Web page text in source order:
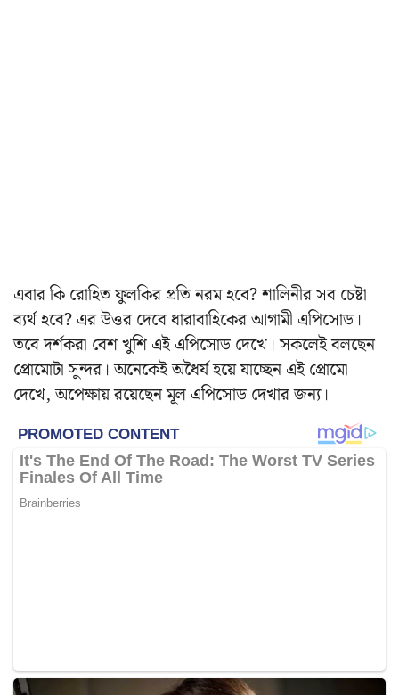
এবার কি রোহিত ফুলকির প্রতি নরম হবে? শালিনীর সব চেষ্টা
ব্যর্থ হবে? এর উত্তর দেবে ধারাবাহিকের আগামী এপিসোড।
তবে দর্শকরা বেশ খুশি এই এপিসোড দেখে। সকলেই বলছেন
প্রোমোটা সুন্দর। অনেকেই অধৈর্য হয়ে যাচ্ছেন এই প্রোমো
দেখে, অপেক্ষায় রয়েছেন মূল এপিসোড দেখার জন্য।